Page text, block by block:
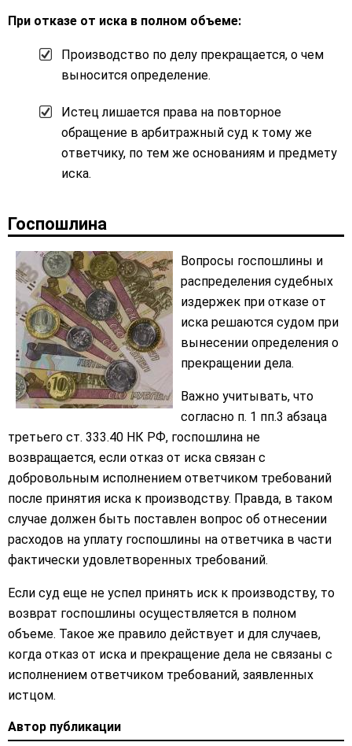
При отказе от иска в полном объеме:
Производство по делу прекращается, о чем
выносится определение.
Истец лишается права на повторное
обращение в арбитражный суд к тому же
ответчику, по тем же основаниям и предмету
иска.
Госпошлина
Вопросы госпошлины и
распределения судебных
издержек при отказе от
иска решаются судом при
вынесении определения о
прекращении дела.
Важно учитывать, что
согласно п. 1 пп.3 абзаца
третьего ст. 333.40 НК РФ, госпошлина не
возвращается, если отказ от иска связан с
добровольным исполнением ответчиком требований
после принятия иска к производству. Правда, в таком
случае должен быть поставлен вопрос об отнесении
расходов на уплату госпошлины на ответчика в части
фактически удовлетворенных требований.
Если суд еще не успел принять иск к производству, то
возврат госпошлины осуществляется в полном
объеме. Такое же правило действует и для случаев,
когда отказ от иска и прекращение дела не связаны с
исполнением ответчиком требований, заявленных
истцом.
Автор публикации